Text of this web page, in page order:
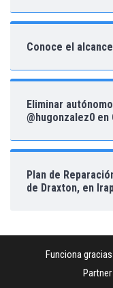
Conoce el
Eliminar
@hugonzalez0
Plan de
de Draxton, en
Funciona